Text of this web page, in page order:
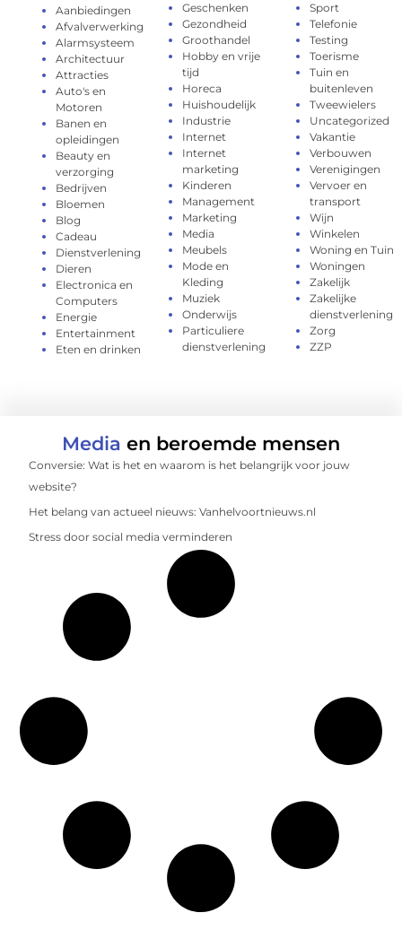
Aanbiedingen
Afvalverwerking
Alarmsysteem
Architectuur
Attracties
Auto's en
Motoren
Banen en
opleidingen
Beauty en
verzorging
Bedrijven
Bloemen
Blog
Cadeau
Dienstverlening
Dieren
Electronica en
Computers
Energie
Entertainment
Eten en drinken
Geschenken
Gezondheid
Groothandel
Hobby en vrije
tijd
Horeca
Huishoudelijk
Industrie
Internet
Internet
marketing
Kinderen
Management
Marketing
Media
Meubels
Mode en
Kleding
Muziek
Onderwijs
Particuliere
dienstverlening
Sport
Telefonie
Testing
Toerisme
Tuin en
buitenleven
Tweewielers
Uncategorized
Vakantie
Verbouwen
Verenigingen
Vervoer en
transport
Wijn
Winkelen
Woning en Tuin
Woningen
Zakelijk
Zakelijke
dienstverlening
Zorg
ZZP
Media en beroemde mensen
Conversie: Wat is het en waarom is het belangrijk voor jouw
website?
Het belang van actueel nieuws: Vanhelvoortnieuws.nl
Stress door social media verminderen